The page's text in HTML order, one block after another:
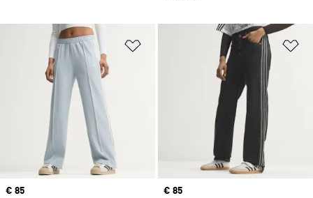
Zur Wunschliste hinzufügen
Price
€ 85
Price
€ 85